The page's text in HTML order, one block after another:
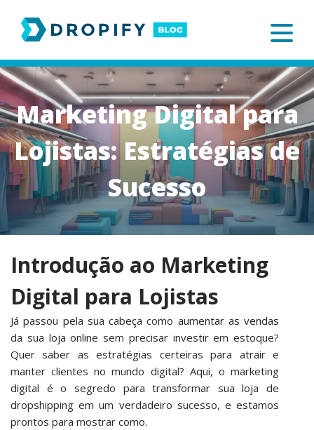
content
Marketing Digital para
Lojistas: Estratégias de
Sucesso
Introdução ao Marketing
Digital para Lojistas
Já passou pela sua cabeça como aumentar as vendas
da sua loja online sem precisar investir em estoque?
Quer saber as estratégias certeiras para atrair e
manter clientes no mundo digital? Aqui, o marketing
digital é o segredo para transformar sua loja de
dropshipping em um verdadeiro sucesso, e estamos
prontos para mostrar como.